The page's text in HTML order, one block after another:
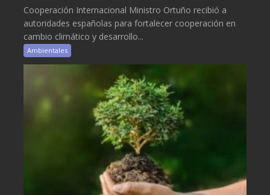
Cooperación Internacional Ministro Ortuño recibió a
autoridades españolas para fortalecer cooperación en
cambio climático y desarrollo...
Ambientales